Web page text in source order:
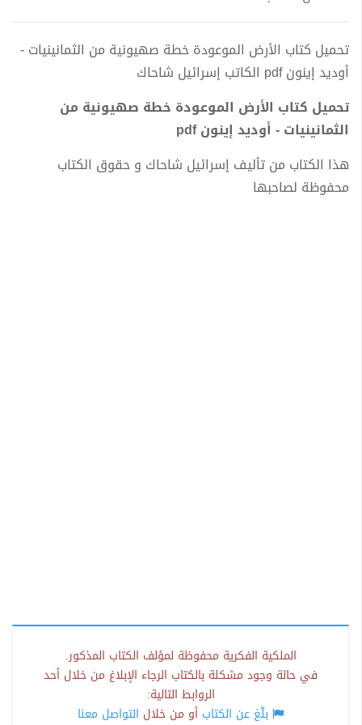
تحميل كتاب الأرض الموعودة خطة صهيونية من الثمانينيات -
أوديد إينون pdf الكاتب إسرائيل شاحاك
تحميل كتاب الأرض الموعودة خطة صهيونية من
الثمانينيات - أوديد إينون pdf
هذا الكتاب من تأليف إسرائيل شاحاك و حقوق الكتاب
محفوظة لصاحبها
الملكية الفكرية محفوظة لمؤلف الكتاب المذكور.
في حالة وجود مشكلة بالكتاب الرجاء الإبلاغ من خلال أحد
الروابط التالية:
بلّغ عن الكتاب أو من خلال التواصل معنا